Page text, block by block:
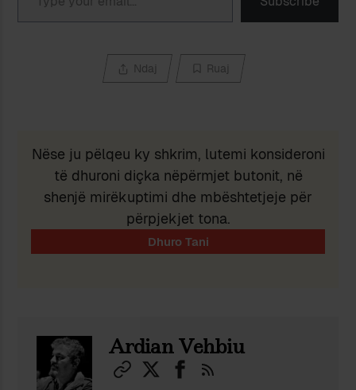
Ndaj Ruaj
Nëse ju pëlqeu ky shkrim, lutemi konsideroni
të dhuroni diçka nëpërmjet butonit, në
shenjë mirëkuptimi dhe mbështetjeje për
përpjekjet tona.
Ardian Vehbiu